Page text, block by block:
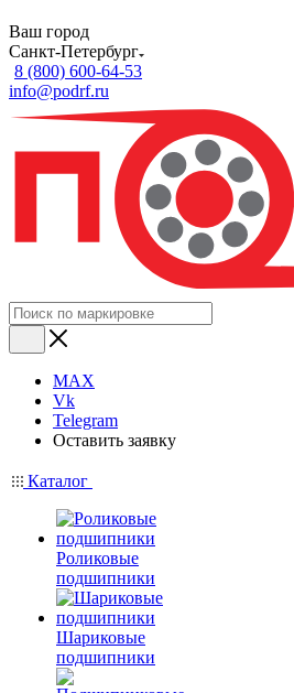
Ваш город
Санкт-Петербург
8 (800) 600-64-53
info@podrf.ru
MAX
Vk
Telegram
Оставить заявку
Каталог
Роликовые
подшипники
Шариковые
подшипники